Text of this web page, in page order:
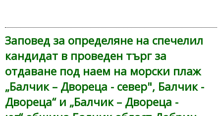
Заповед за определяне на спечелил
кандидат в проведен търг за
отдаване под наем на морски плаж
„Балчик – Двореца - север", Балчик -
Двореца“ и „Балчик – Двореца -